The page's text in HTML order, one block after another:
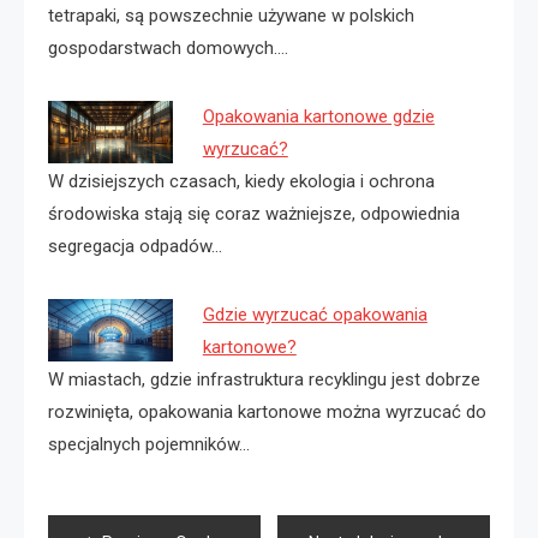
tetrapaki, są powszechnie używane w polskich
gospodarstwach domowych.…
Opakowania kartonowe gdzie
wyrzucać?
W dzisiejszych czasach, kiedy ekologia i ochrona
środowiska stają się coraz ważniejsze, odpowiednia
segregacja odpadów…
Gdzie wyrzucać opakowania
kartonowe?
W miastach, gdzie infrastruktura recyklingu jest dobrze
rozwinięta, opakowania kartonowe można wyrzucać do
specjalnych pojemników…